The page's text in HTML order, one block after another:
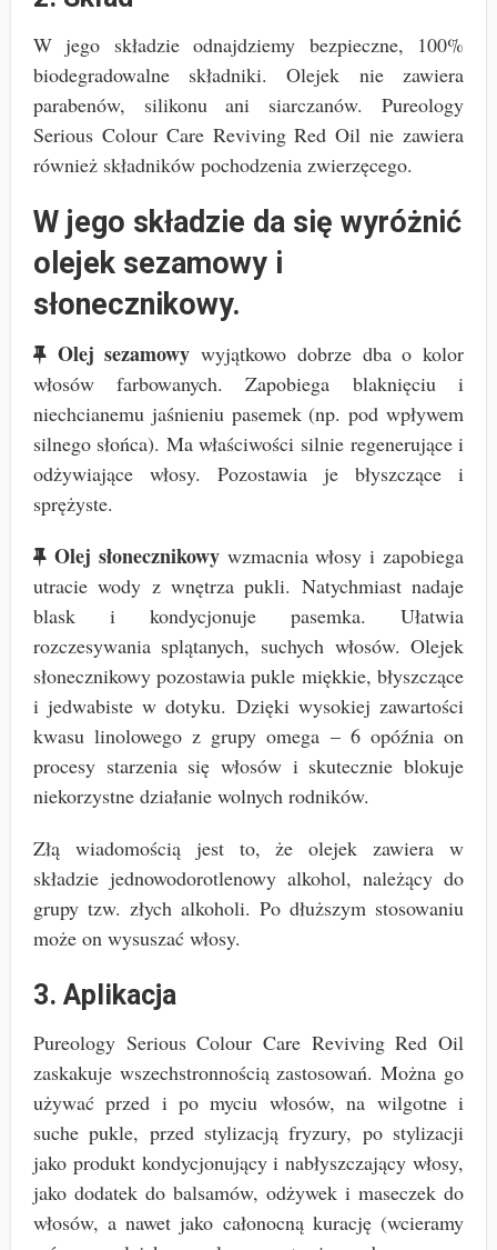
W jego składzie odnajdziemy bezpieczne, 100%
biodegradowalne składniki. Olejek nie zawiera
parabenów, silikonu ani siarczanów. Pureology
Serious Colour Care Reviving Red Oil nie zawiera
również składników pochodzenia zwierzęcego.
W jego składzie da się wyróżnić
olejek sezamowy i
słonecznikowy.
Olej sezamowy wyjątkowo dobrze dba o kolor
włosów farbowanych. Zapobiega blaknięciu i
niechcianemu jaśnieniu pasemek (np. pod wpływem
silnego słońca). Ma właściwości silnie regenerujące i
odżywiające włosy. Pozostawia je błyszczące i
sprężyste.
Olej słonecznikowywzmacnia włosy i zapobiega
utracie wody z wnętrza pukli. Natychmiast nadaje
blask i kondycjonuje pasemka. Ułatwia
rozczesywania splątanych, suchych włosów. Olejek
słonecznikowy pozostawia pukle miękkie, błyszczące
i jedwabiste w dotyku. Dzięki wysokiej zawartości
kwasu linolowego z grupy omega – 6 opóźnia on
procesy starzenia się włosów i skutecznie blokuje
niekorzystne działanie wolnych rodników.
Złą wiadomością jest to, że olejek zawiera w
składzie jednowodorotlenowy alkohol, należący do
grupy tzw. złych alkoholi. Po dłuższym stosowaniu
może on wysuszać włosy.
3. Aplikacja
Pureology Serious Colour Care Reviving Red Oil
zaskakuje wszechstronnością zastosowań. Można go
używać przed i po myciu włosów, na wilgotne i
suche pukle, przed stylizacją fryzury, po stylizacji
jako produkt kondycjonujący i nabłyszczający włosy,
jako dodatek do balsamów, odżywek i maseczek do
włosów, a nawet jako całonocną kurację (wcieramy